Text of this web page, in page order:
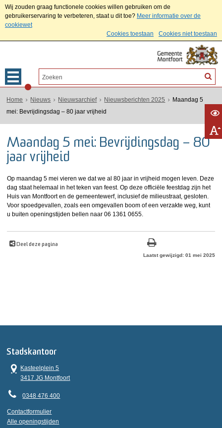
Wij zouden graag functionele cookies willen gebruiken om de
gebruikerservaring te verbeteren, staat u dit toe? Meer informatie over de
cookiewet
Cookies toestaan
Cookies niet toestaan
Home Nieuws Nieuwsarchief Nieuwsberichten 2025
Maandag 5
mei: Bevrijdingsdag – 80 jaar vrijheid
Maandag 5 mei: Bevrijdingsdag – 80
jaar vrijheid
Op maandag 5 mei vieren we dat we al 80 jaar in vrijheid mogen leven. Deze
dag staat helemaal in het teken van feest. Op deze officiële feestdag zijn het
Huis van Montfoort en de gemeentewerf, inclusief de milieustraat, gesloten.
Voor spoedgevallen, zoals een omgevallen boom of een verzakte weg, kunt
u buiten openingstijden bellen naar 06 1361 0655.
Deel deze pagina
Laatst gewijzigd: 01 mei 2025
Stadskantoor
Kasteelplein 5
3417 JG Montfoort
0348 476 400
Contactformulier
Alle openingstijden